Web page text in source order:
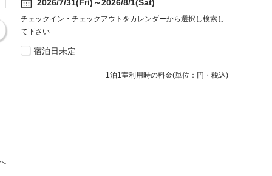
2026/7/31(Fri)～2026/8/1(Sat)
チェックイン・チェックアウトをカレンダーから選択し検索し
て下さい
宿泊日未定
1 泊1室利用時の料金(単位：円・税込)